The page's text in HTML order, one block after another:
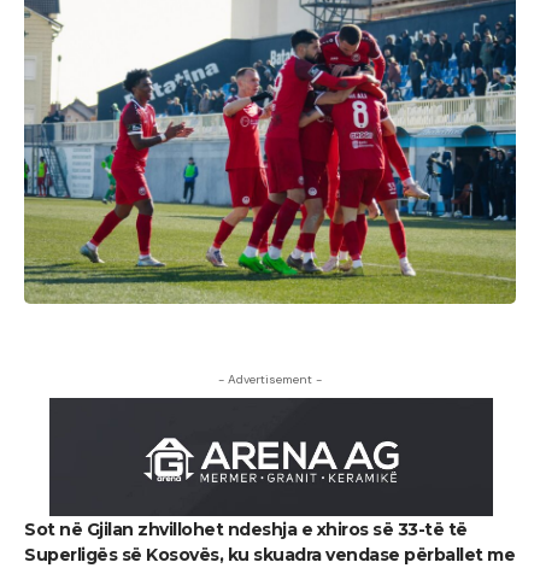
- Advertisement -
Sot në Gjilan zhvillohet ndeshja e xhiros së 33-të të
Superligës së Kosovës, ku skuadra vendase përballet me